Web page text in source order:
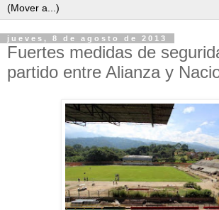
jueves, 8 de agosto de 2013
Fuertes medidas de
partido entre Alianza y